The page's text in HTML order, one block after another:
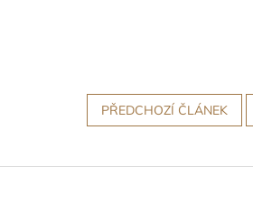
PŘEDCHOZÍ ČLÁNEK